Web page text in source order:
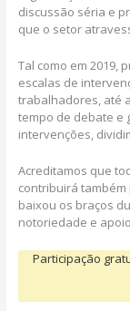
discussão séria e
que o setor
Tal como em 2019,
escalas de
trabalhadores, até
tempo de debate e
intervenções,
Acreditamos que
contribuirá
baixou os braços
notoriedade e
Participação